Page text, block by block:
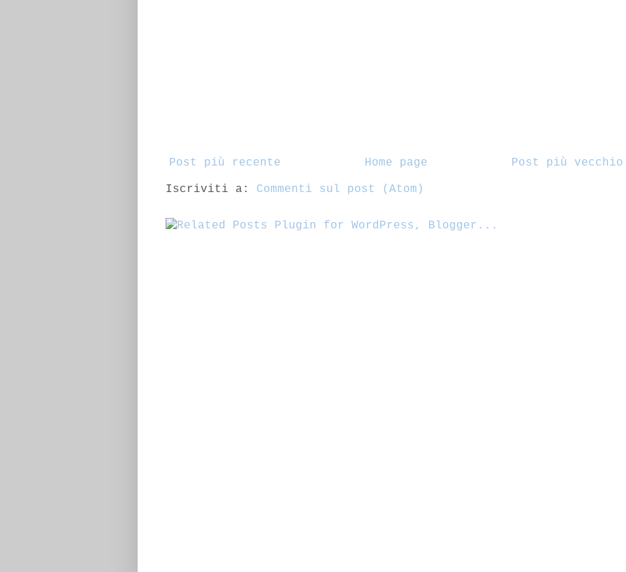
Post più recente Post più vecchio
Home page
Iscriviti a: Commenti sul post (Atom)